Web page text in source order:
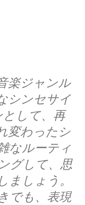
楽ジャンル
シンセサイ
して、再
変わったシ
なルーティ
グして、思
ましょう。
でも、表現